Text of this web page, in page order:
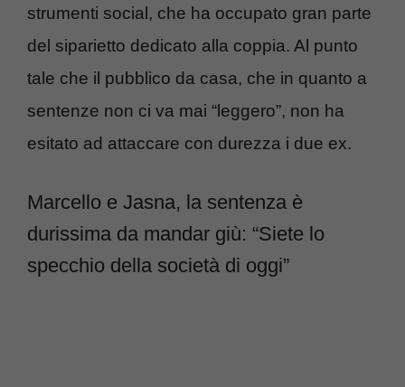
strumenti social, che ha occupato gran parte
del siparietto dedicato alla coppia. Al punto
tale che il pubblico da casa, che in quanto a
sentenze non ci va mai “leggero”, non ha
esitato ad attaccare con durezza i due ex.
Marcello e Jasna, la sentenza è
durissima da mandar giù: “Siete lo
specchio della società di oggi”